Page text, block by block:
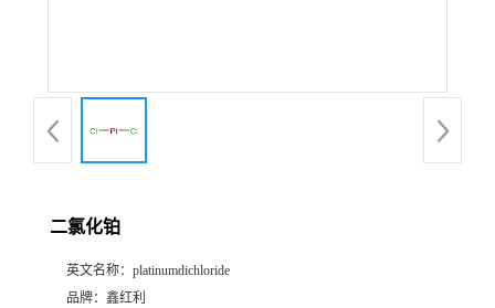
二氯化铂
英文名称： platinumdichloride
品牌： 鑫红利